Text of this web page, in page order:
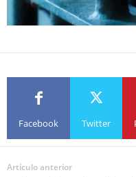
Facebook Twitter
Artículo anterior